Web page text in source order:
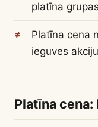
platīna
Platīna cena
ieguves
Platīna